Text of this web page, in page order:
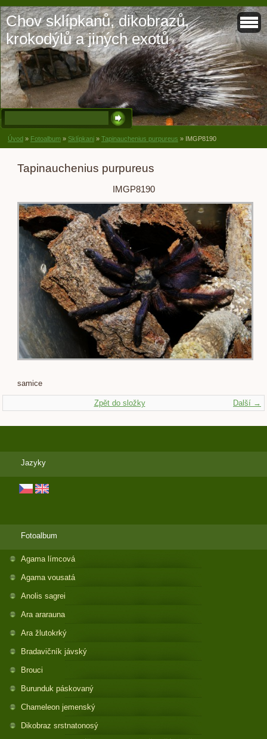
Chov sklípkanů, dikobrazů,
krokodýlů a jiných exotů
Úvod » Fotoalbum » Sklípkani » Tapinauchenius purpureus » IMGP8190
Tapinauchenius purpureus
IMGP8190
samice
Další →
Zpět do složky
Jazyky
Fotoalbum
Agama límcová
Agama vousatá
Anolis sagrei
Ara ararauna
Ara žlutokrký
Bradavičník jávský
Brouci
Burunduk páskovaný
Chameleon jemenský
Dikobraz srstnatonosý